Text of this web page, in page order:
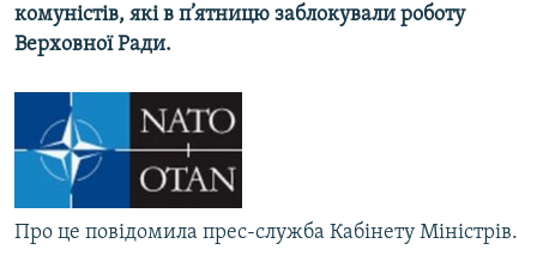
РУС
ДОЛУЧАЙСЯ!
комуністів, які в п’ятницю заблокували роботу
Верховної Ради.
Про це повідомила прес-служба Кабінету Міністрів.